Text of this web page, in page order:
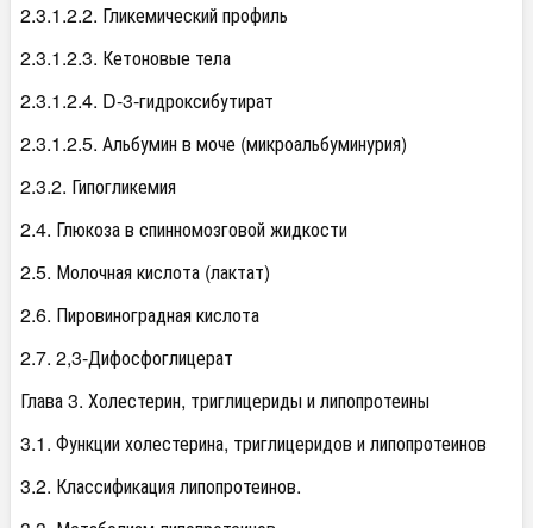
2.3.1.2.2. Гликемический профиль
2.3.1.2.3. Кетоновые тела
2.3.1.2.4. D-3-гидроксибутират
2.3.1.2.5. Альбумин в моче (микроальбуминурия)
2.3.2. Гипогликемия
2.4. Глюкоза в спинномозговой жидкости
2.5. Молочная кислота (лактат)
2.6. Пировиноградная кислота
2.7. 2,3-Дифосфоглицерат
Глава 3. Холестерин, триглицериды и липопротеины
3.1. Функции холестерина, триглицеридов и липопротеинов
3.2. Классификация липопротеинов.